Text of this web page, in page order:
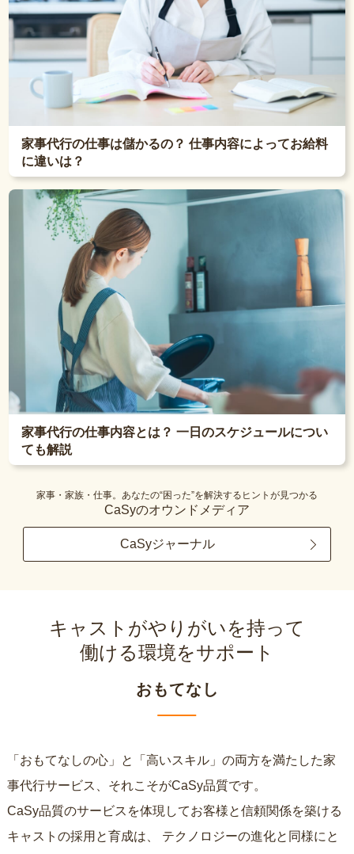
家事代行の仕事は儲かるの？ 仕事内容によってお給料
に違いは？
家事代行の仕事内容とは？ 一日のスケジュールについ
ても解説
家事・家族・仕事。あなたの“困った”を解決するヒントが見つかる
CaSyのオウンドメディア
CaSyジャーナル
キャストがやりがいを持って
働ける環境をサポート
おもてなし
「おもてなしの心」と「高いスキル」の両方を満たした家
事代行サービス、それこそがCaSy品質です。
CaSy品質のサービスを体現してお客様と信頼関係を築ける
キャストの採用と育成は、